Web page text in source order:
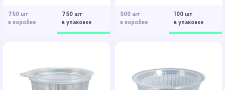
750 шт
в коробке
750 шт
в упаковке
500 шт
в коробке
100 шт
в упаковке